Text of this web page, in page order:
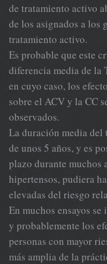
de tratamiento activo
de los asignados a los
tratamiento activo.
Es probable que este
diferencia media de la
en cuyo caso, los
sobre el ACV y la CC
observados.
La duración media del
de unos 5 años, y es
plazo durante muchos
hipertensos, pudiera
elevadas del riesgo
En muchos ensayos
y probablemente los
personas con mayor
más amplia de la